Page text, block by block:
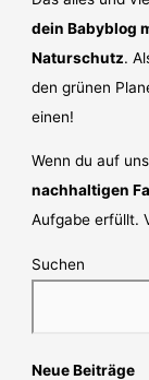
dein Babyblog
Naturschutz.
den grünen
einen!
Wenn du auf
nachhaltigen
Aufgabe erfüllt.
Suchen
Neue Beiträge